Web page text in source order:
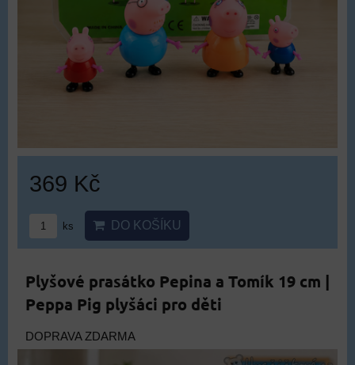
369 Kč
ks DO KOŠÍKU
Plyšové prasátko Pepina a Tomík 19 cm |
Peppa Pig plyšáci pro děti
DOPRAVA ZDARMA